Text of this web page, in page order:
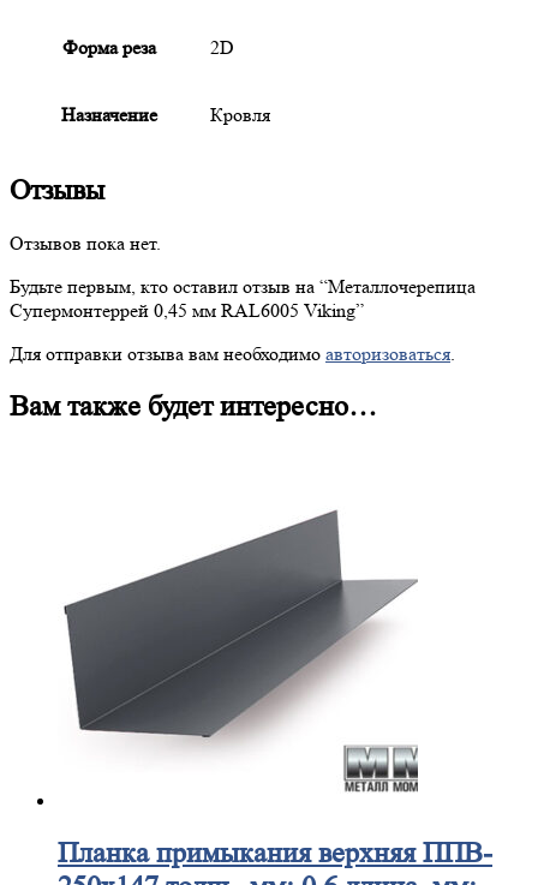
Форма реза 2D
Назначение Кровля
Отзывы
Отзывов пока нет.
Будьте первым, кто оставил отзыв на “Металлочерепица
Супермонтеррей 0,45 мм RAL6005 Viking”
Для отправки отзыва вам необходимо авторизоваться
Вам также будет интересно…
Планкапримыкания верхняя ППВ-